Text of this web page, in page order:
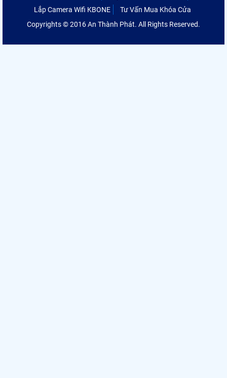
Lắp Camera Wifi KBONE
Tư Vấn Mua Khóa Cửa
Copyrights © 2016 An Thành Phát. All Rights Reserved.